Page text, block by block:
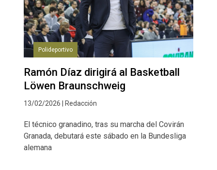
Polideportivo
Ramón Díaz dirigirá al Basketball
Löwen Braunschweig
13/02/2026 | Redacción
El técnico granadino, tras su marcha del Covirán
Granada, debutará este sábado en la Bundesliga
alemana